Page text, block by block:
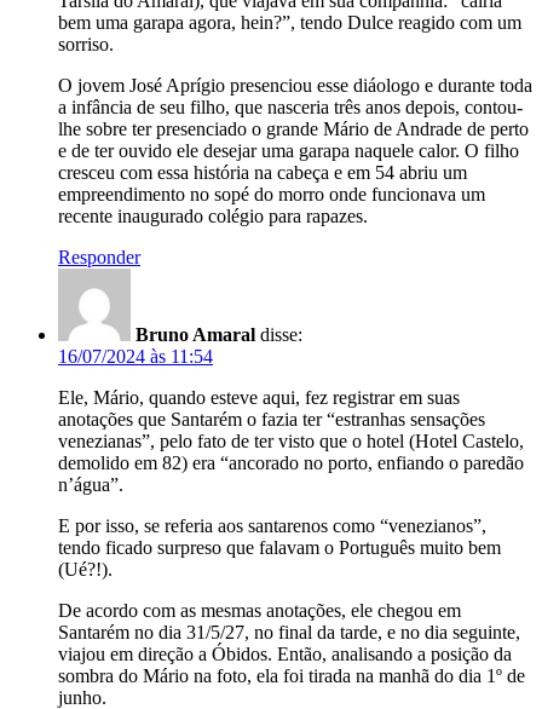
bem uma garapa agora, hein?”, tendo Dulce reagido com um
sorriso.
O jovem José Aprígio presenciou esse diáologo e durante toda
a infância de seu filho, que nasceria três anos depois, contou-
lhe sobre ter presenciado o grande Mário de Andrade de perto
e de ter ouvido ele desejar uma garapa naquele calor. O filho
cresceu com essa história na cabeça e em 54 abriu um
empreendimento no sopé do morro onde funcionava um
recente inaugurado colégio para rapazes.
Responder
Bruno Amaral disse:
16/07/2024 às 11:54
Ele, Mário, quando esteve aqui, fez registrar em suas
anotações que Santarém o fazia ter “estranhas sensações
venezianas”, pelo fato de ter visto que o hotel (Hotel Castelo,
demolido em 82) era “ancorado no porto, enfiando o paredão
n’água”.
E por isso, se referia aos santarenos como “venezianos”,
tendo ficado surpreso que falavam o Português muito bem
(Ué?!).
De acordo com as mesmas anotações, ele chegou em
Santarém no dia 31/5/27, no final da tarde, e no dia seguinte,
viajou em direção a Óbidos. Então, analisando a posição da
sombra do Mário na foto, ela foi tirada na manhã do dia 1º de
junho.